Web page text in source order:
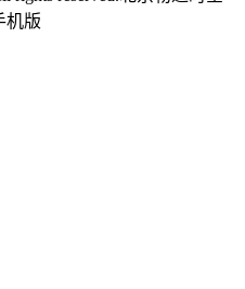
机版